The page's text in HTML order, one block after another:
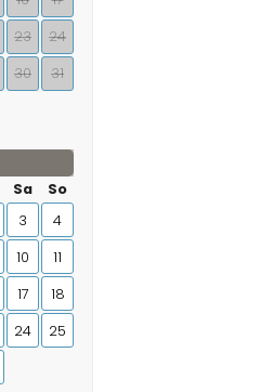
23
24
30 31
Sa
So
3
4
10
11
17
18
24
25